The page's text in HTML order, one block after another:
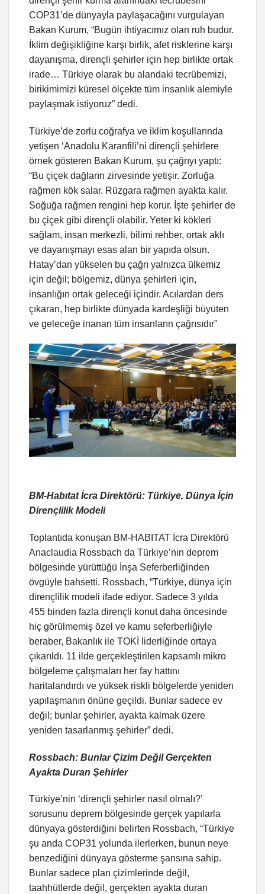
COP31’de dünyayla paylaşacağını vurgulayan
Bakan Kurum, “Bugün ihtiyacımız olan ruh budur.
İklim değişikliğine karşı birlik, afet risklerine karşı
dayanışma, dirençli şehirler için hep birlikte ortak
irade… Türkiye olarak bu alandaki tecrübemizi,
birikimimizi küresel ölçekte tüm insanlık alemiyle
paylaşmak istiyoruz” dedi.
Türkiye’de zorlu coğrafya ve iklim koşullarında
yetişen ‘Anadolu Karanfili’ni dirençli şehirlere
örnek gösteren Bakan Kurum, şu çağrıyı yaptı:
“Bu çiçek dağların zirvesinde yetişir. Zorluğa
rağmen kök salar. Rüzgara rağmen ayakta kalır.
Soğuğa rağmen rengini hep korur. İşte şehirler de
bu çiçek gibi dirençli olabilir. Yeter ki kökleri
sağlam, insan merkezli, bilimi rehber, ortak aklı
ve dayanışmayı esas alan bir yapıda olsun.
Hatay’dan yükselen bu çağrı yalnızca ülkemiz
için değil; bölgemiz, dünya şehirleri için,
insanlığın ortak geleceği içindir. Acılardan ders
çıkaran, hep birlikte dünyada kardeşliği büyüten
ve geleceğe inanan tüm insanların çağrısıdır”
BM-Habıtat İcra Direktörü: Türkiye, Dünya İçin
Dirençlilik Modeli
Toplantıda konuşan BM-HABITAT İcra Direktörü
Anaclaudia Rossbach da Türkiye’nin deprem
bölgesinde yürüttüğü İnşa Seferberliğinden
övgüyle bahsetti. Rossbach, “Türkiye, dünya için
dirençlilik modeli ifade ediyor. Sadece 3 yılda
455 binden fazla dirençli konut daha öncesinde
hiç görülmemiş özel ve kamu seferberliğiyle
beraber, Bakanlık ile TOKİ liderliğinde ortaya
çıkarıldı. 11 ilde gerçekleştirilen kapsamlı mikro
bölgeleme çalışmaları her fay hattını
haritalandırdı ve yüksek riskli bölgelerde yeniden
yapılaşmanın önüne geçildi. Bunlar sadece ev
değil; bunlar şehirler, ayakta kalmak üzere
yeniden tasarlanmış şehirler” dedi.
Rossbach: Bunlar Çizim Değil Gerçekten
Ayakta Duran Şehirler
Türkiye’nin ‘dirençli şehirler nasıl olmalı?’
sorusunu deprem bölgesinde gerçek yapılarla
dünyaya gösterdiğini belirten Rossbach, “Türkiye
şu anda COP31 yolunda ilerlerken, bunun neye
benzediğini dünyaya gösterme şansına sahip.
Bunlar sadece plan çizimlerinde değil,
taahhütlerde değil, gerçekten ayakta duran